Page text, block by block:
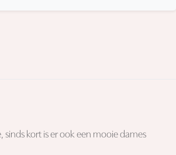
sinds kort is er ook een mooie dames